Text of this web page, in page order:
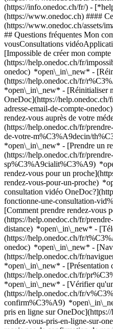
(https://info.onedoc.ch/fr/) -
(https://www.onedoc.ch) ####
(https://www.onedoc.ch/assets/
## Questions fréquentes Mon
vousConsultations
[Impossible de créer mon
(https://help.onedoc.ch/fr/
onedoc) *open\_in\_new* -
(https://help.onedoc.ch/fr/
*open\_in\_new* - [Réinitialiser
OneDoc](https://
adresse-email-de-compte-
rendez-vous auprès de votre
(https://help.onedoc.ch/fr/
de-votre-m%C3%A9decin/
*open\_in\_new* - [Prendre un
(https://help.onedoc.ch/fr/
sp%C3%A9cialit%C3%A9)
rendez-vous pour un
rendez-vous-pour-un-proche)
consultation vidéo
fonctionne-une-consultation-
[Comment prendre rendez-vous
(https://help.onedoc.ch/fr/
distance) *open\_in\_new* -
(https://help.onedoc.ch/fr/
onedoc) *open\_in\_new* -
(https://help.onedoc.ch/fr/
*open\_in\_new* - [Présentation
(https://help.onedoc.ch/fr/
*open\_in\_new* - [Vérifier qu'un rendez-vous est confirmé](https://help.onedoc.ch/fr/v%C3%A9rifier-quun-rendez-vous-est-confirm%C3%A9) *open\_in\_new* - [Annuler un rendez-vous pris en ligne sur OneDoc](https://help.onedoc.ch/fr/annuler-un-rendez-vous-pris-en-ligne-sur-onedoc) *open\_in\_new* - [Je ne reçois pas de confirmation de rendez-vous](https://help.onedoc.ch/fr/je-ne-re%C3%A7ois-pas-de-confirmation-de-rendez-vous) *open\_in\_new* [Voir tous nos articles *open\_in\_new*](https://help.onedoc.ch/fr/) close ## Modifier votre recherche ![Maison avec un signe plus annonçant qu’une consultation peut être effectuée sur place](https://www.onedoc.ch/assets/images/icons/on-site.svg) Sur place ![Caméra avec un symbole lecture annonçant qu’une consultation peut être effectuée à distance en vidéo](https://www.onedoc.ch/assets/images/icons/remote.svg) À distance Rechercher #### Spécialités #### Praticiens #### Établissements edit Centre de dépistage COVID-19 en Suisse tune Filtrer par Nouveaux patients*keyboard\_arrow\_down* - Acceptés*check\_circle* Langue parlée*keyboard\_arrow\_down* - Albanais*check\_circle* - Allemand*check\_circle* - Anglais*check\_circle* - Arabe*check\_circle* - Espagnol*check\_circle* - Français*check\_circle* - Hongrois*check\_circle* - Italien*check\_circle* - Néerlandais*check\_circle* - Portugais*check\_circle* - Roumain*check\_circle* - Russe*check\_circle* - Tchèque*check\_circle* - Turc*check\_circle* Sexe*keyboard\_arrow\_down* - Femme*check\_circle* - Homme*check\_circle* Réseau*keyboard\_arrow\_down* - REMED*check\_circle* - eastcare*check\_circle* - mediX*check\_circle* - zmed*check\_circle* - Réseau Delta*check\_circle* Disponibilité*keyboard\_arrow\_down* - Disponible aujourdhui*check\_circle* - Dans les 3 prochains jours*check\_circle* - Dans les 7 prochains jours*check\_circle* - Dans les 14 prochains jours*check\_circle* # Centre de dépistage COVID-19 en Suisse: prenez rendez-vous en ligne aujourd'hui [![Pharmacie Dr Hagendorf, prestations de santé en pharmacie à Fribourg](https://assets.onedoc.ch/images/users/90b9ef6383b89d2bcb5eed4bf2a41c2a79a070d9b8ada5724dc07b492e8588a7-small.jpg "Pharmacie Dr Hagendorf, prestations de santé en pharmacie à Fribourg")](https://www.onedoc.ch/fr/prestations-de-sante-en-pharmacie/fribourg/pcir4/pharmacie-dr-hagendorf) ### [Pharmacie Dr Hagendorf](https://www.onedoc.ch/fr/prestations-de-sante-en-pharmacie/fribourg/pcir4/pharmacie-dr-hagendorf) ![Badge indiquant un profil vérifié](https://www.onedoc.ch/assets/images/icons/checkmark.svg) [Prestations de santé en pharmacie](https://www.onedoc.ch/fr/prestations-de-sante-en-pharmacie/fribourg), [Centre de dépistage COVID-19](https://www.onedoc.ch/fr/centre-de-depistage-covid/fribourg) [Pharmacie Dr Hagendorf](https://www.onedoc.ch/fr/pharmacie/fribourg/e5uz/pharmacie-dr-hagendorf) Boulevard de Pérolles 6 1700 Fribourg ![Icône patient avec un signe plus annonçant que le professionnel accepte de nouveaux patients](https://www.onedoc.ch/assets/images/icons/new-patients.svg)Accepte les nouveaux patients [Réserver un RDV](https://www.onedoc.ch/fr/prestations-de-sante-en-pharmacie/fribourg/pcir4/pharmacie-dr-hagendorf) *chevron\_left* dim. 02 août *chevron\_right* Voir plus de rendez-vous *error\_outline* Une erreur s'est produite lors du chargement des disponibilités [Réessayer](https://www.onedoc.ch) [![LaboMGD Versoix, laboratoire d'analyse à Versoix](https://assets.onedoc.ch/images/entities/